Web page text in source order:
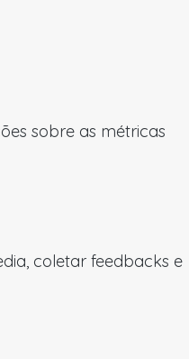
sobre as métricas
coletar feedbacks e